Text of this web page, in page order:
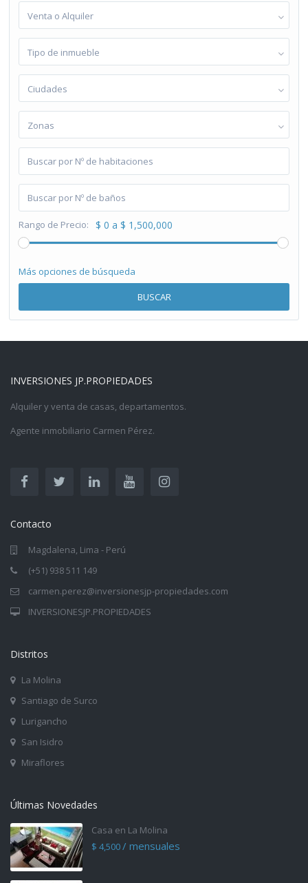
Venta o Alquiler
Tipo de inmueble
Ciudades
Zonas
Rango de Precio: $ 0 a $ 1,500,000
Más opciones de búsqueda
BUSCAR
INVERSIONES JP.PROPIEDADES
Alquiler y venta de casas, departamentos.
Agente inmobiliario Carmen Pérez.
Contacto
Magdalena, Lima - Perú
(+51) 938 511 149
carmen.perez@inversionesjp-propiedades.com
INVERSIONESJP.PROPIEDADES
Distritos
La Molina
Santiago de Surco
Lurigancho
San Isidro
Miraflores
Últimas Novedades
Casa en La Molina
$ 4,500/ mensuales